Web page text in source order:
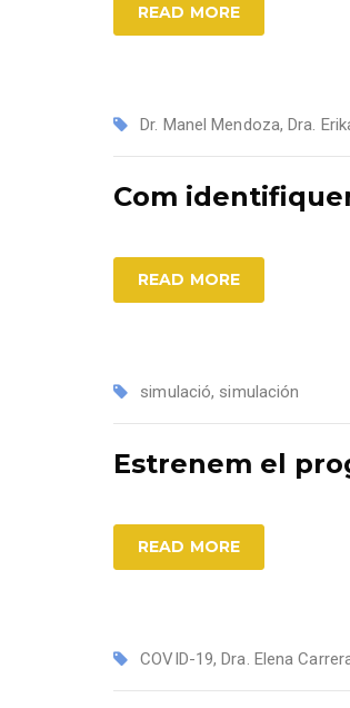
READ MORE
Dr. Manel Mendoza,Dra.
Com
READ MORE
simulació, simulación
Estrenem el
READ MORE
COVID-19,Dra. Elena